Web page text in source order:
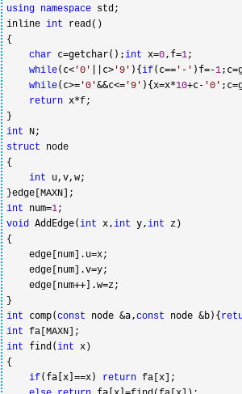
using namespace std;
inline int read()
{
char c=getchar();int x=0 ,f=1;
while(c< '0 ' ||c> '9 ' ){if(c== ' - ' )f=-1;c=
while(c>= '0 '&&c<= '9 ' ){x=x*10+c- '0 ' ;c=
return x*f;
int
struct node
{
int u,v,w;
int num=1
void AddEdge(int x,int y,int z)
{
    edge[num].u
=x;
    edge[num].v
=y;
    edge[num
++].w=z;
int comp(const node &a,const node &b){
int
int find(int x)
{
if(fa[x]==x) return fa[x];